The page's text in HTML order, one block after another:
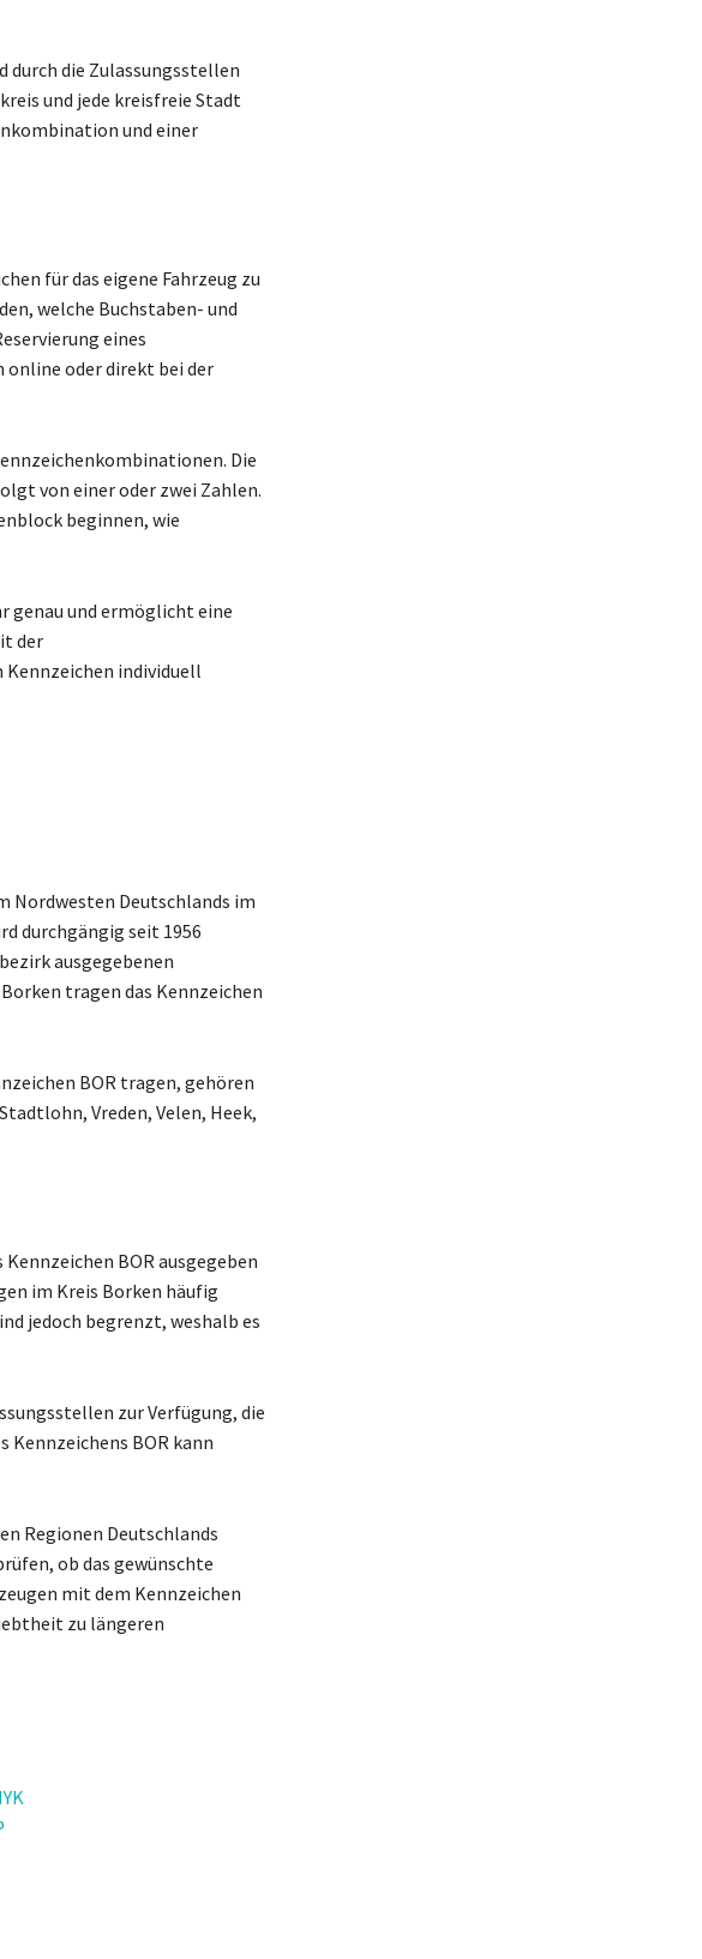
durch die Zulassungsstellen
und jede kreisfreie Stadt
und einer
für das eigene Fahrzeug zu
welche Buchstaben- und
eines
online oder direkt bei der
Die
von einer oder zwei Zahlen.
beginnen, wie
genau und ermöglicht eine
der
Kennzeichen individuell
Nordwesten Deutschlands im
durchgängig seit 1956
ausgegebenen
tragen das Kennzeichen
BOR tragen, gehören
Vreden, Velen, Heek,
BOR ausgegeben
im Kreis Borken häufig
jedoch begrenzt, weshalb es
zur Verfügung, die
Kennzeichens BOR kann
Regionen Deutschlands
ob das gewünschte
mit dem Kennzeichen
zu längeren